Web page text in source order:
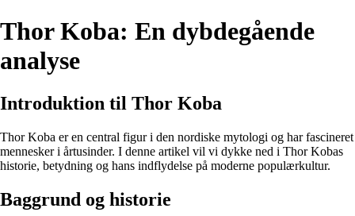
Thor Koba: En dybdegående
analyse
Introduktion til Thor Koba
Thor Koba er en central figur i den nordiske mytologi og har fascineret
mennesker i årtusinder. I denne artikel vil vi dykke ned i Thor Kobas
historie, betydning og hans indflydelse på moderne populærkultur.
Baggrund og historie